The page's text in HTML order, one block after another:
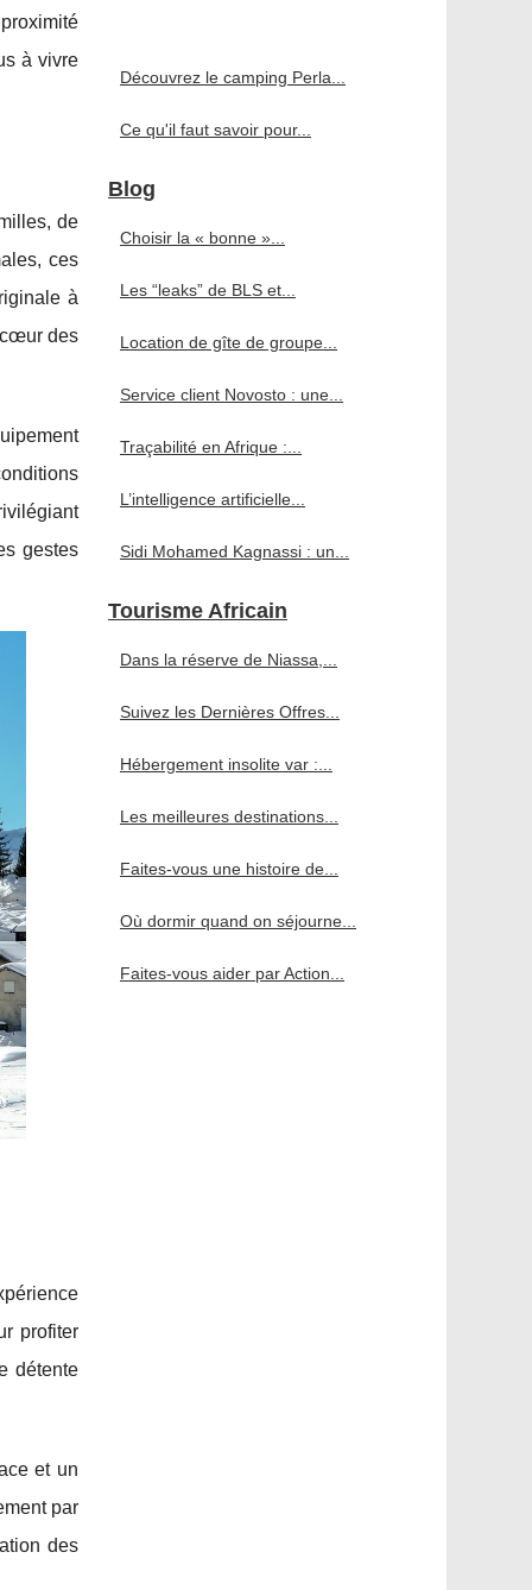
à vivre
de
ces
à
cœur des
gestes
profiter
détente
et un
par
des
Découvrez le camping Perla...
Ce qu'il faut savoir pour...
Blog
Choisir la « bonne »...
Les “leaks” de BLS et...
Location de gîte de groupe...
Service client Novosto : une...
Traçabilité en Afrique :...
L’intelligence artificielle...
Sidi Mohamed Kagnassi : un...
Tourisme Africain
Dans la réserve de Niassa,...
Suivez les Dernières Offres...
Hébergement insolite var :...
Les meilleures destinations...
Faites-vous une histoire de...
Où dormir quand on séjourne...
Faites-vous aider par Action...